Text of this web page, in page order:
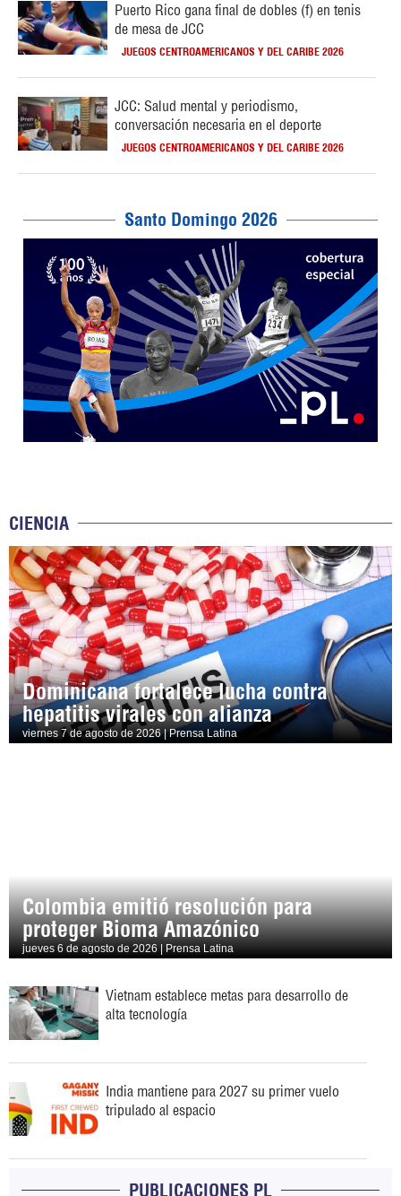
Puerto Rico gana final de dobles (f) en tenis
de mesa de JCC
JUEGOS CENTROAMERICANOS Y DEL CARIBE 2026
JCC: Salud mental y periodismo,
conversación necesaria en el deporte
JUEGOS CENTROAMERICANOS Y DEL CARIBE 2026
Santo Domingo 2026
CIENCIA
Dominicana fortalece lucha contra
hepatitis virales con alianza
viernes 7 de agosto de 2026 | Prensa Latina
Colombia emitió resolución para
proteger Bioma Amazónico
jueves 6 de agosto de 2026 | Prensa Latina
Vietnam establece metas para desarrollo de
alta tecnología
India mantiene para 2027 su primer vuelo
tripulado al espacio
PUBLICACIONES PL